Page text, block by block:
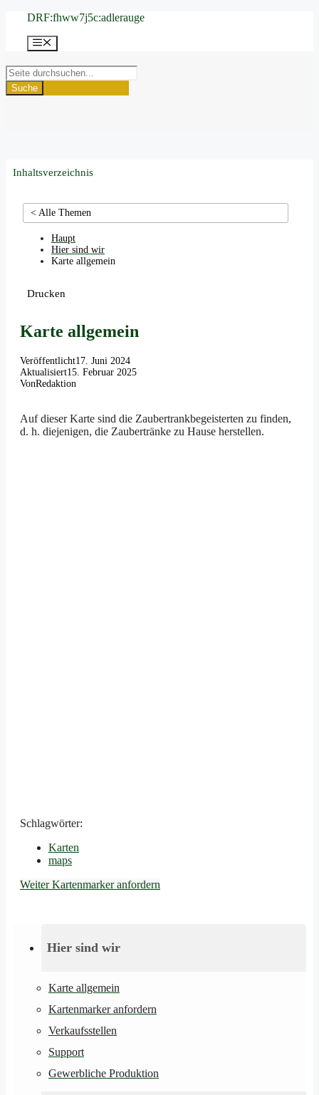
springen
DRF:fhww7j5c:adlerauge
Menü
Suche
Hier sind wir
Karte allgemein
Kartenmarker anfordern
Verkaufsstellen
Support
Gewerbliche Produktion
< Alle Themen
Haupt
Hier sind wir
Karte allgemein
Drucken
Karte allgemein
Veröffentlicht17. Juni 2024
Aktualisiert15. Februar 2025
VonRedaktion
Auf dieser Karte sind die Zaubertrankbegeisterten zu finden,
d. h. diejenigen, die Zaubertränke zu Hause herstellen.
Schlagwörter:
Karten
maps
WeiterKartenmarker anfordern
Inhaltsverzeichnis